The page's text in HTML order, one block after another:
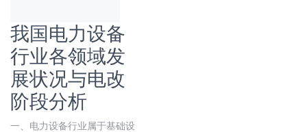
我国电力设备
行业各领域发
展状况与电改
阶段分析
一、电力设备行业属于基础设